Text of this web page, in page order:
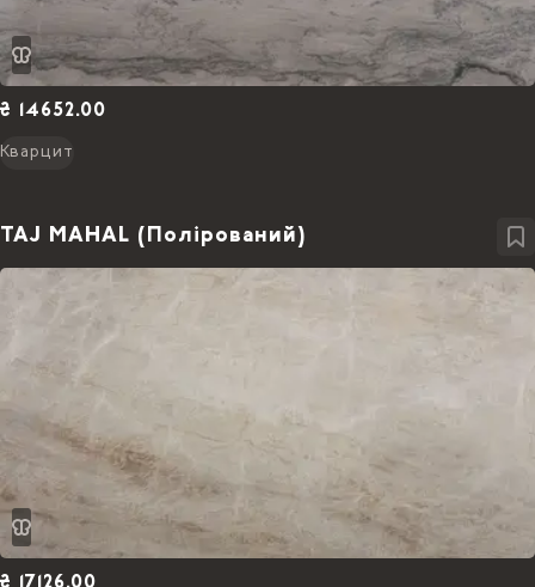
₴ 14652.00
Кварцит
TAJ MAHAL (Полірований)